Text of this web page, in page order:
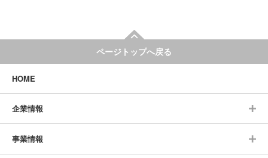
ページトップへ戻る
HOME
企業情報
事業情報